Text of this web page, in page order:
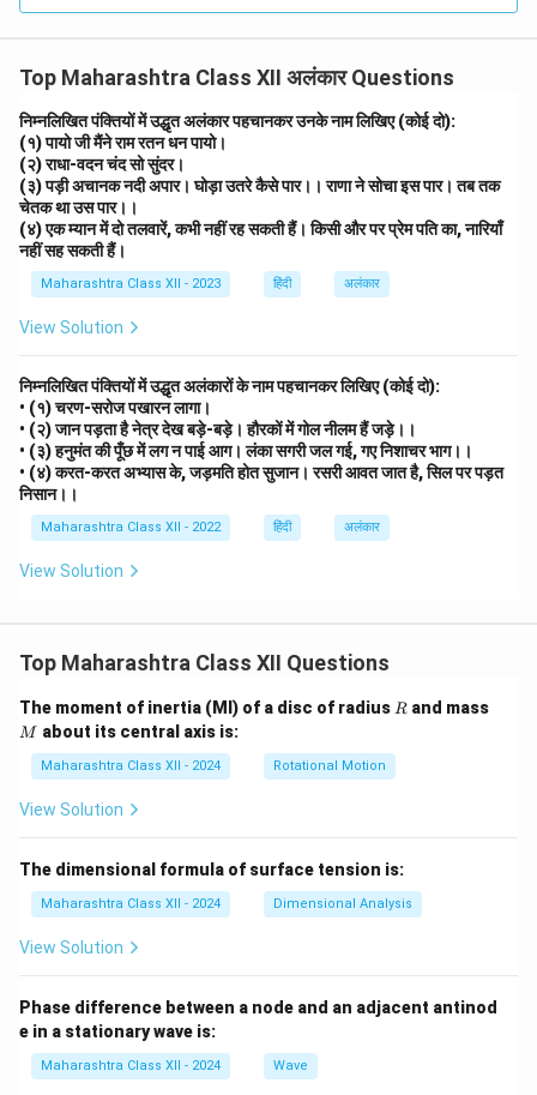
Top Maharashtra Class XII अलंकार Questions
निम्नलिखित पंक्तियों में उद्धृत अलंकार पहचानकर उनके नाम लिखिए (कोई दो):
(१) पायो जी मैंने राम रतन धन पायो।
(२) राधा-वदन चंद सो सुंदर।
(३) पड़ी अचानक नदी अपार। घोड़ा उतरे कैसे पार।। राणा ने सोचा इस पार। तब तक
चेतक था उस पार।।
(४) एक म्यान में दो तलवारें, कभी नहीं रह सकती हैं। किसी और पर प्रेम पति का, नारियाँ
नहीं सह सकती हैं।
Maharashtra Class XII - 2023 हिंदी अलंकार
View Solution
निम्नलिखित पंक्तियों में उद्धृत अलंकारों के नाम पहचानकर लिखिए (कोई दो):
• (१) चरण-सरोज पखारन लागा।
• (२) जान पड़ता है नेत्र देख बड़े-बड़े। हौरकों में गोल नीलम हैं जड़े।।
• (३) हनुमंत की पूँछ में लग न पाई आग। लंका सगरी जल गई, गए निशाचर भाग।।
• (४) करत-करत अभ्यास के, जड़मति होत सुजान। रसरी आवत जात है, सिल पर पड़त
निसान।।
Maharashtra Class XII - 2022 हिंदी अलंकार
View Solution
Top Maharashtra Class XII Questions
The moment of inertia (MI) of a disc of radius R
R and mass
M about its central axis is:
Maharashtra Class XII - 2024 Rotational Motion
View Solution
The dimensional formula of surface tension is:
Maharashtra Class XII - 2024 Dimensional Analysis
View Solution
Phase difference between a node and an adjacent antinod
e in a stationary wave is:
Maharashtra Class XII - 2024 Wave